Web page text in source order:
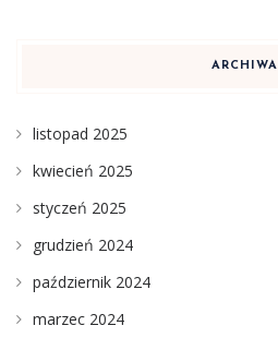
ARCHIWA
listopad 2025
kwiecień 2025
styczeń 2025
grudzień 2024
październik 2024
marzec 2024